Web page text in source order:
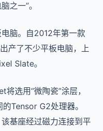
之一”。
脑。自2012年第一款
产了不少平板电脑，上
Slate。
选用“微陶瓷”涂层，
Tensor G2处理器。
基座经过磁力连接到平